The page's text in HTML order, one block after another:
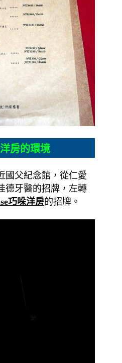
房的環境
國父紀念館，從仁愛
德牙醫的招牌，左轉
巧哚洋房的招牌。